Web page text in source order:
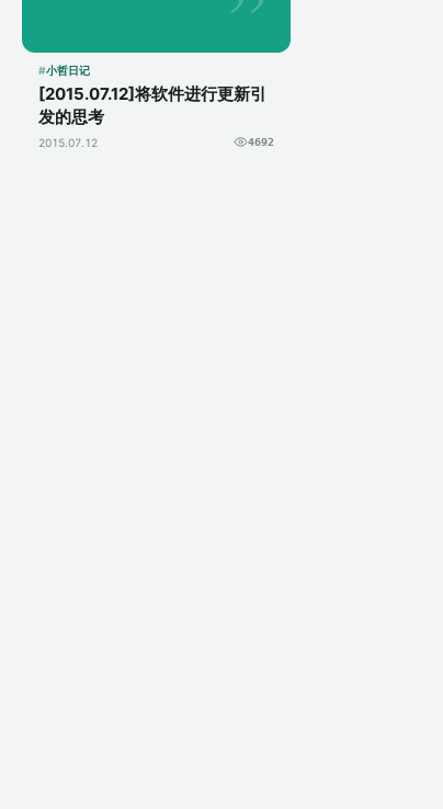
对比度，这样看上去东
电影或者电视剧的...
小哲日记
[2015.07.12]将软件进行更新引
发的思考
2015.07.12 4692